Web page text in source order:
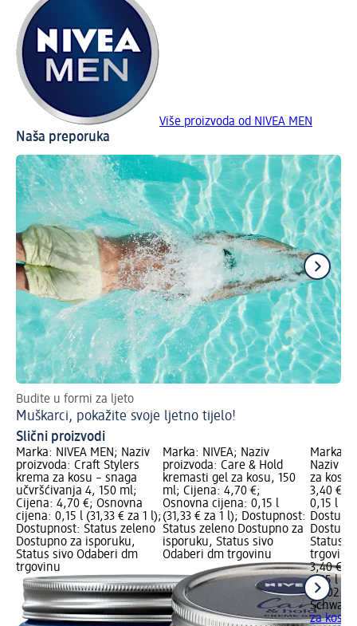
Više proizvoda od NIVEA MEN
Naša preporuka
Budite u formi za ljeto
Muškarci, pokažite svoje ljetno tijelo!
Slični proizvodi
Marka: NIVEA MEN; Naziv
proizvoda: Craft Stylers
krema za kosu – snaga
učvršćivanja 4, 150 ml;
Cijena: 4,70 €; Osnovna
cijena: 0,15 l (31,33 € za 1 l);
Dostupnost: Status zeleno
Dostupno za isporuku,
Status sivo Odaberi dm
trgovinu
Marka: NIVEA; Naziv
proizvoda: Care & Hold
kremasti gel za kosu, 150
ml; Cijena: 4,70 €;
Osnovna cijena: 0,15 l
(31,33 € za 1 l); Dostupnost:
Status zeleno Dostupno za
isporuku, Status sivo
Odaberi dm trgovinu
Marka:
Naziv
za kosu
3,40 €;
0,15 l
Status
trgovinu
3,40 €
0,15 l
na
za kosu